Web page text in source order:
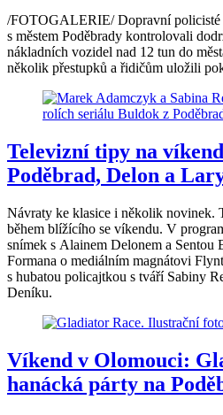
/FOTOGALERIE/ Dopravní policisté
s městem Poděbrady kontrolovali
nákladních vozidel nad 12 tun do
několik přestupků a řidičům uložili
Televizní tipy na
Poděbrad, Delon a
Návraty ke klasice i několik novinek.
během blížícího se víkendu. V
snímek s Alainem Delonem a Sentou
Formana o mediálním magnátovi
s hubatou policajtkou s tváří Sabiny
Deníku.
Víkend v Olomouci:
hanácká párty na